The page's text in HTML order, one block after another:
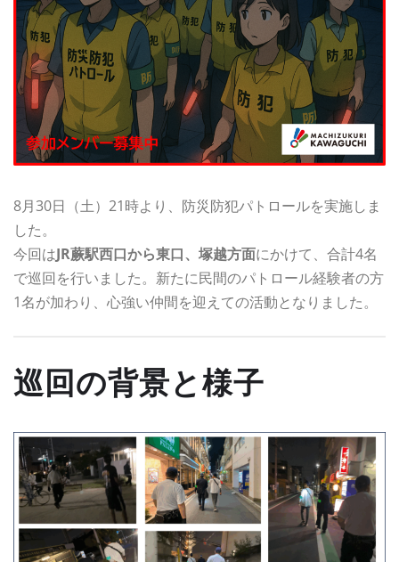
8月30日（土）21時より、防災防犯パトロールを実施しま
した。
今回はJR蕨駅西口から東口、塚越方面にかけて、合計4名
で巡回を行いました。新たに民間のパトロール経験者の方
1名が加わり、心強い仲間を迎えての活動となりました。
巡回の背景と様子